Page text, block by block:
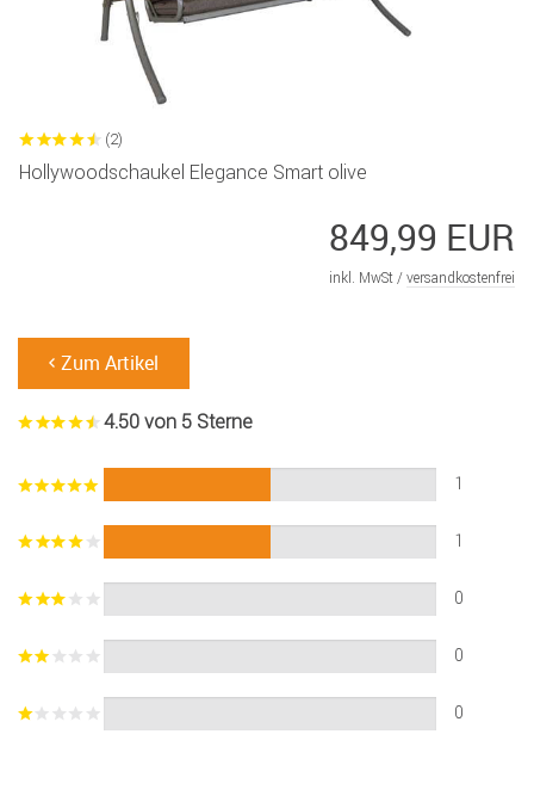
(2)
Hollywoodschaukel Elegance Smart olive
849,99 EUR
inkl. MwSt / versandkostenfrei
Zum Artikel
4.50 von 5 Sterne
1
1
0
0
0